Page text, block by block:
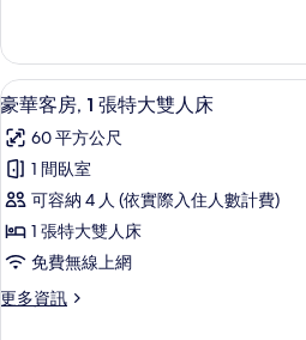
(兩
房
一
廳)
的
所
有
相
片
兩
居
室
寓
(兩
一
廳)
的
詳
情
顯
示
豪
華
客
房,
張
迷
4
豪華客房, 1 張特大雙人床
60 平方公尺
1 間臥室
可容納 4 人 (依實際入住人數計費)
1 張特大雙人床
免費無線上網
更多資訊
更